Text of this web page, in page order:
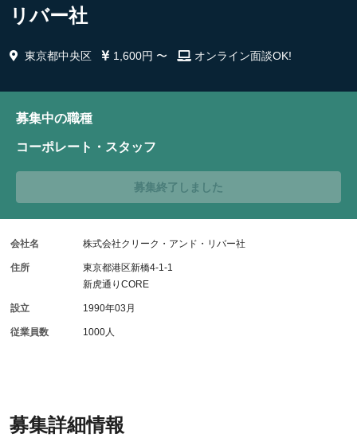
リバー社
東京都中央区 1,600円 〜 オンライン面談OK!
募集詳細情報
募集中の職種
コーポレート・スタッフ
募集終了しました
会社名 株式会社クリーク・アンド・リバー社
住所
東京都港区新橋4-1-1
新虎通りCORE
設立 1990年03月
従業員数 1000人